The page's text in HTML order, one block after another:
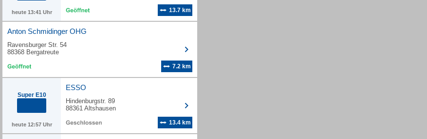
heute 13:41 Uhr 13.7 km
Anton Schmidinger OHG
Ravensburger Str. 54
88368 Bergatreute
7.2 km
Super E10
heute 12:57 Uhr
ESSO
Hindenburgstr. 89
88361 Altshausen
13.4 km